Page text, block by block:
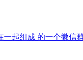
起组成 的一个微信